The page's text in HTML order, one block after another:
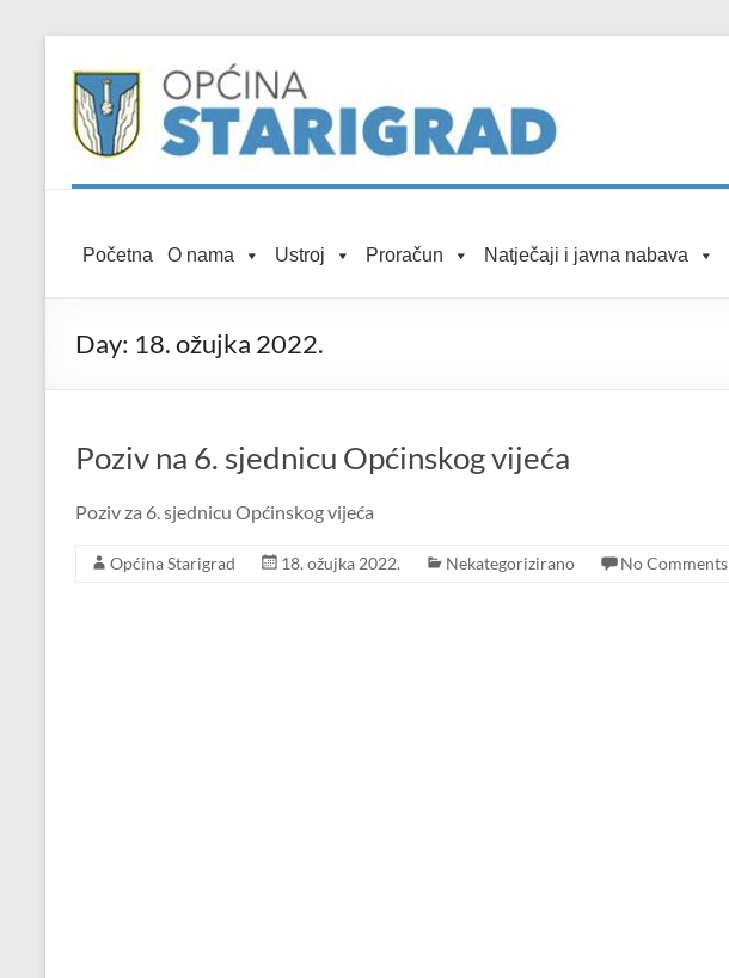
content
Općina
mrežna
Početna O nama Ustroj Proračun Natječaji i javna nabava
Day: 18. ožujka 2022.
Poziv na 6. sjednicu Općinskog vijeća
Poziv za 6. sjednicu Općinskog vijeća
Općina Starigrad 18. ožujka 2022. Nekategorizirano No Comments